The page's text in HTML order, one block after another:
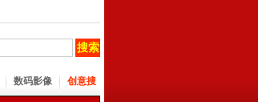
数码影像 创意搜